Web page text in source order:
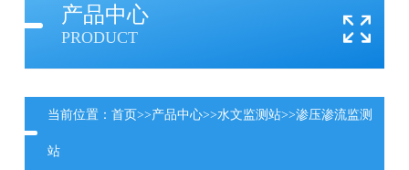
产品中心
PRODUCT
当前位置： 首页>>产品中心>>水文监测站>>渗压渗流监测
站